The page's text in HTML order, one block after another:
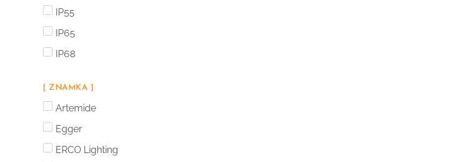
IP55
IP65
IP68
[ ZNAMKA ]
Artemide
Egger
ERCO Lighting